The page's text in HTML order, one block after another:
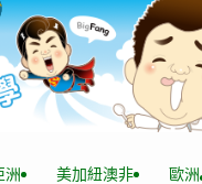
洲 美加紐澳非 歐洲